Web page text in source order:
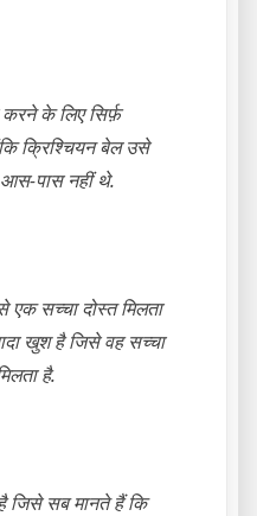
करने के लिए सिर्फ़
क्रिश्चियन बेल उसे
पास नहीं थे.
सच्चा दोस्त मिलता
खुश है जिसे वह सच्चा
है.
जिसे सब मानते हैं कि